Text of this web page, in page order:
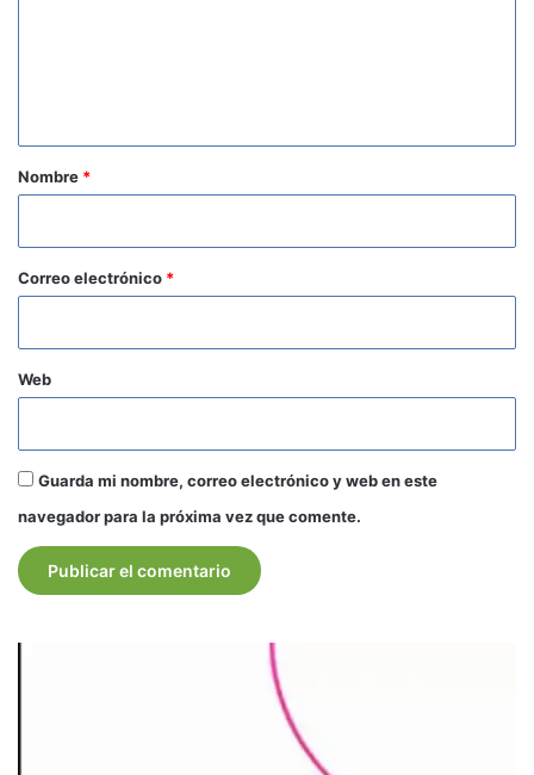
r
*
Nombre *
Correo electrónico *
Web
Guarda mi nombre, correo electrónico y web en este
navegador para la próxima vez que comente.